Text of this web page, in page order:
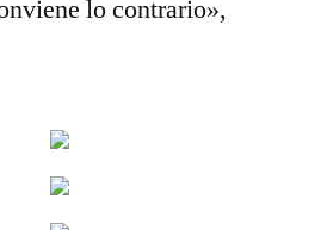
lo contrario»,